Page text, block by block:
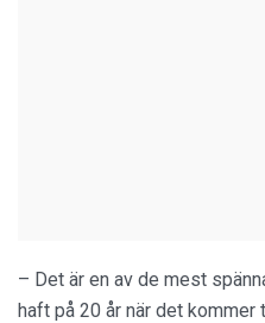
– Det är en av de mest
haft på 20 år när det kommer